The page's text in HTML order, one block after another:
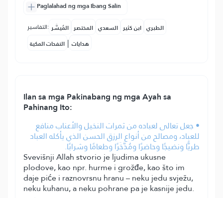
Paglalahad ng mga Ibang Salin
التفاسير: المُيسَّر المختصر السعدي ابن كثير الطبري
النفحات المكية | هدايات
Ilan sa mga Pakinabang ng mga Ayah sa
Pahinang Ito:
• جعل تعالى لعباده من ثمرات النخيل والأعناب منافع
للعباد، ومصالح من أنواع الرزق الحسن الذي يأكله العباد
طريًّا ونضيجًا وحاضرًا ومُدَّخَرًا وطعامًا وشرابًا.
Svevišnji Allah stvorio je ljudima ukusne
plodove, kao npr. hurme i grožđe, kao što im
daje piće i raznovrsnu hranu – neku jedu svježu,
neku kuhanu, a neku pohrane pa je kasnije jedu.